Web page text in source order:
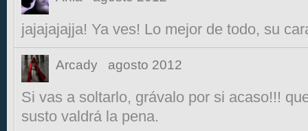
jajajajajja! Ya ves! Lo mejor de todo, su
Arcady agosto 2012
Si vas a soltarlo, grávalo por si acaso!!!
susto valdrá la pena.